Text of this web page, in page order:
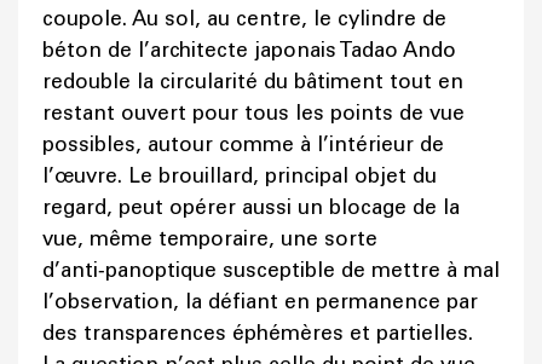
coupole. Au sol, au centre, le cylindre de
béton de l’architecte japonais Tadao Ando
redouble la circularité du bâtiment tout en
restant ouvert pour tous les points de vue
possibles, autour comme à l’intérieur de
l’œuvre. Le brouillard, principal objet du
regard, peut opérer aussi un blocage de la
vue, même temporaire, une sorte
d’anti‑panoptique susceptible de mettre à mal
l’observation, la défiant en permanence par
des transparences éphémères et partielles.